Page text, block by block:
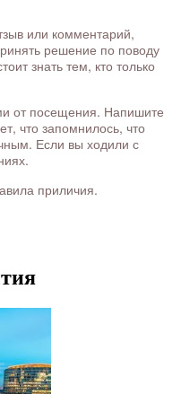
или комментарий,
решение по поводу
знать тем, кто только
от посещения. Напишите
что запомнилось, что
Если вы ходили с
приличия.